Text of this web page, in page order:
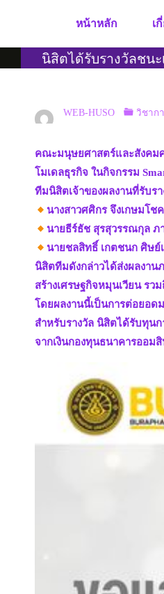
content
หน้าหลัก เ
นิสิตได้รับรางวัลชน
WEB-HUSO วิชาก
คณะมนุษยศาสตร์และสังคม
โมเดลธุรกิจ ในกิจกรรม
ทีมนิสิตเจ้าของผลงานที่รับร
นางสาวศศิกร จึงเกษมโ
นายธีร์ธัช สุรสุวรรณกุล ภ
นายชลสิทธิ์ เกตชนก ศิษย์
นิสิตทีมดังกล่าวได้ส่งผลงาน
สร้างเศรษฐกิจหมุนเวียน รว
โดยผลงานนี้เป็นการต่อยอ
สำหรับรางวัล นิสิตได้รับทุนก
จากเงินกองทุนธนาคารออม